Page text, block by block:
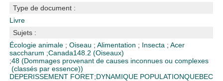
Type de document :
Livre
Sujets :
Écologie animale ;Oiseau ;Alimentation ; Insecta ;Acer
saccharum ;Canada148.2 (Oiseaux)
;48 (Dommages provenant de causes inconnues ou complexes
(classés par essence))
DEPERISSEMENT FORET;DYNAMIQUE POPULATIONQUEBEC